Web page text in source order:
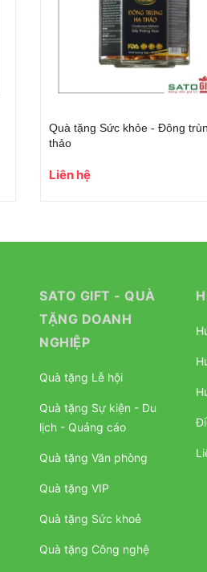
Quà tặng Sức khỏe - Đông
thảo
Liên hệ
SATO GIFT - QUÀ
TẶNG DOANH
NGHIỆP
Quà tặng Lễ hội
Quà tặng Sự kiện - Du
lịch - Quảng cáo
Quà tặng Văn phòng
Quà tặng VIP
Quà tặng Sức khoẻ
Quà tặng Công nghệ